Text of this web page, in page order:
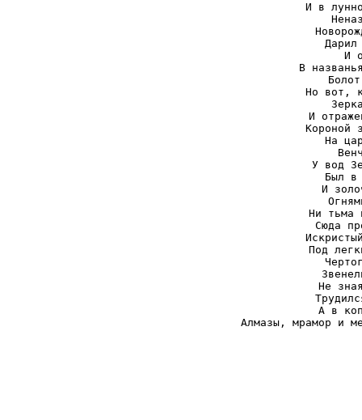
И в
И
В
Но вот,
И
Короной
На
У вод
Был в
И
Ни тьма
Сюда
Под
Не
А в
Алмазы, мрамор и